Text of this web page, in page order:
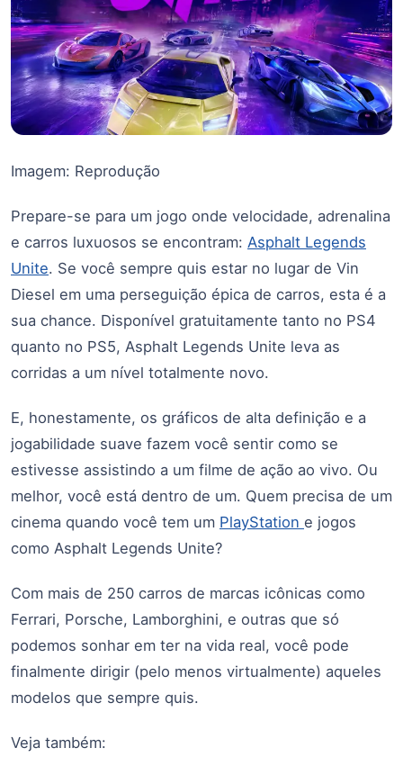
Imagem: Reprodução
Prepare-se para um jogo onde velocidade, adrenalina
e carros luxuosos se encontram: Asphalt Legends
Unite. Se você sempre quis estar no lugar de Vin
Diesel em uma perseguição épica de carros, esta é a
sua chance. Disponível gratuitamente tanto no PS4
quanto no PS5, Asphalt Legends Unite leva as
corridas a um nível totalmente novo.
E, honestamente, os gráficos de alta definição e a
jogabilidade suave fazem você sentir como se
estivesse assistindo a um filme de ação ao vivo. Ou
melhor, você está dentro de um. Quem precisa de um
cinema quando você tem um PlayStation e jogos
como Asphalt Legends Unite?
Com mais de 250 carros de marcas icônicas como
Ferrari, Porsche, Lamborghini, e outras que só
podemos sonhar em ter na vida real, você pode
finalmente dirigir (pelo menos virtualmente) aqueles
modelos que sempre quis.
Veja também: